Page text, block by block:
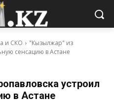
и СКО
"Кызылжар" из
сенсацию в Астане
устроил
в Астане